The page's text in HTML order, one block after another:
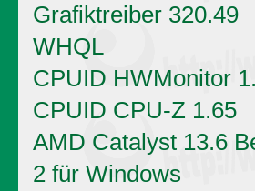
Grafiktreiber 320.49
WHQL
CPUID HWMonitor
CPUID CPU-Z 1.65
AMD Catalyst 13.6
2 für Windows